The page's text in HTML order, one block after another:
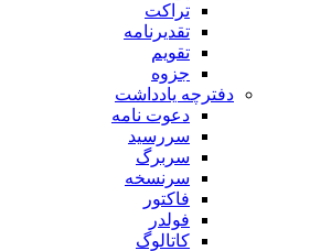
تراکت
تقدیرنامه
تقویم
جزوه
دفترچه یادداشت
دعوت نامه
سررسید
سربرگ
سرنسخه
فاکتور
فولدر
کاتالوگ